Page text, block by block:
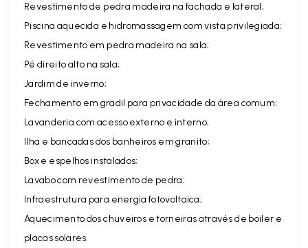
Revestimento de pedra madeira na fachada e lateral;
Piscina aquecida e hidromassagem com vista privilegiada;
Revestimento em pedra madeira na sala;
Pé direito alto na sala;
Jardim de inverno;
Fechamento em gradil para privacidade da área comum;
Lavanderia com acesso externo e interno;
Ilha e bancadas dos banheiros em granito;
Box e espelhos instalados;
Lavabo com revestimento de pedra;
Infraestrutura para energia fotovoltaica;
Aquecimento dos chuveiros e torneiras através de boiler e
placas solares.